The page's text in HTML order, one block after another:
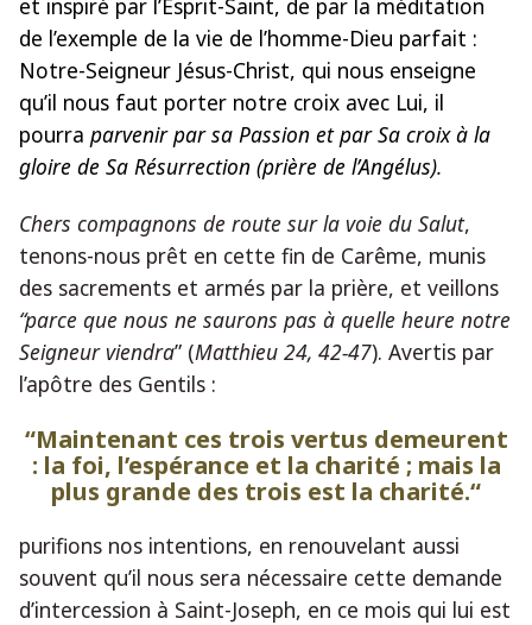
et inspiré par l’Esprit-Saint, de par la méditation
de l’exemple de la vie de l’homme-Dieu parfait :
Notre-Seigneur Jésus-Christ, qui nous enseigne
qu’il nous faut porter notre croix avec Lui, il
pourra parvenir par sa Passion et par Sa croix à la
gloire de Sa Résurrection (prière de l’Angélus).
Chers compagnons de route sur la voie du Salut,
tenons-nous prêt en cette fin de Carême, munis
des sacrements et armés par la prière, et veillons
“parce que nous ne saurons pas à quelle heure notre
Seigneur viendra” (Matthieu 24, 42-47). Avertis par
l’apôtre des Gentils :
“Maintenant ces trois vertus demeurent
: la foi, l’espérance et la charité ; mais la
plus grande des trois est la charité.“
purifions nos intentions, en renouvelant aussi
souvent qu’il nous sera nécessaire cette demande
d’intercession à Saint-Joseph, en ce mois qui lui est